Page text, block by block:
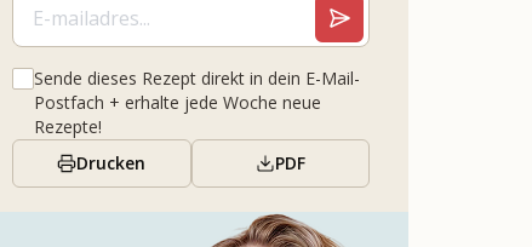
Sende dieses Rezept direkt in dein E-Mail-
Postfach + erhalte jede Woche neue
Rezepte!
Drucken
PDF